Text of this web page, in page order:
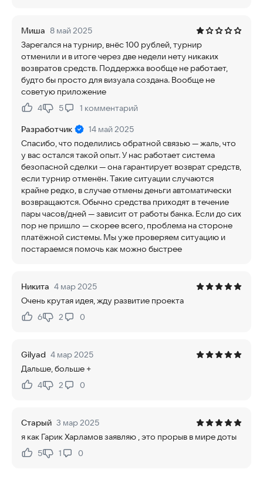
Миша 8 май 2025
Зарегался на турнир, внёс 100 рублей, турнир
отменили и в итоге через две недели нету никаких
возвратов средств. Поддержка вообще не работает,
будто бы просто для визуала создана. Вообще не
советую приложение
Нравится:
4Не нравится:
5 1 комментарий
Разработчик
14 май 2025
Спасибо, что поделились обратной связью — жаль, что
у вас остался такой опыт. У нас работает система
безопасной сделки — она гарантирует возврат средств,
если турнир отменён. Такие ситуации случаются
крайне редко, в случае отмены деньги автоматически
возвращаются. Обычно средства приходят в течение
пары часов/дней — зависит от работы банка. Если до сих
пор не пришло — скорее всего, проблема на стороне
платёжной системы. Мы уже проверяем ситуацию и
постараемся помочь как можно быстрее
Никита 4 мар 2025
Очень крутая идея, жду развитие проекта
Нравится:
6Не нравится:
2 0
Gilyad 4 мар 2025
Дальше, больше +
Нравится:
4Не нравится:
2 0
Старый 3 мар 2025
я как Гарик Харламов заявляю , это прорыв в мире доты
Нравится:
5Не нравится:
1 0